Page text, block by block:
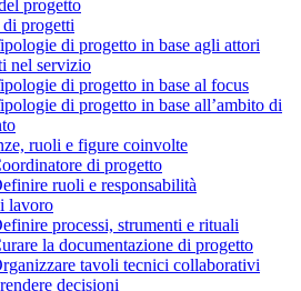
progetto
progetti
di progetto in base agli attori
nel servizio
di progetto in base al focus
di progetto in base all’ambito di
ruoli e figure coinvolte
di progetto
ruoli e responsabilità
lavoro
processi, strumenti e rituali
la documentazione di progetto
tavoli tecnici collaborativi
decisioni